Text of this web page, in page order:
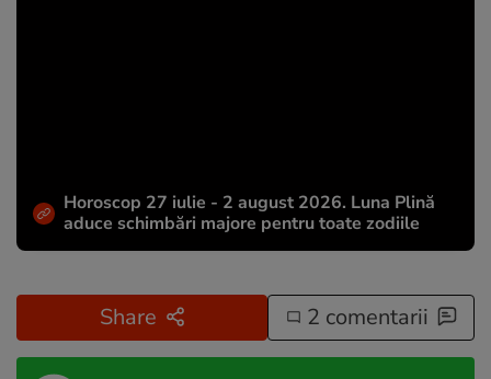
Horoscop 27 iulie - 2 august 2026. Luna Plină
aduce schimbări majore pentru toate zodiile
Share 2 comentarii